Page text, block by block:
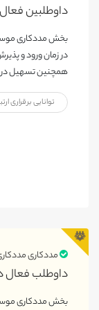
بخش مددکاری
در زمان ورود و
همچنین تسهیل در
توانایی برقراری
مددکاری
داوطلب فعال در
بخش مددکاری